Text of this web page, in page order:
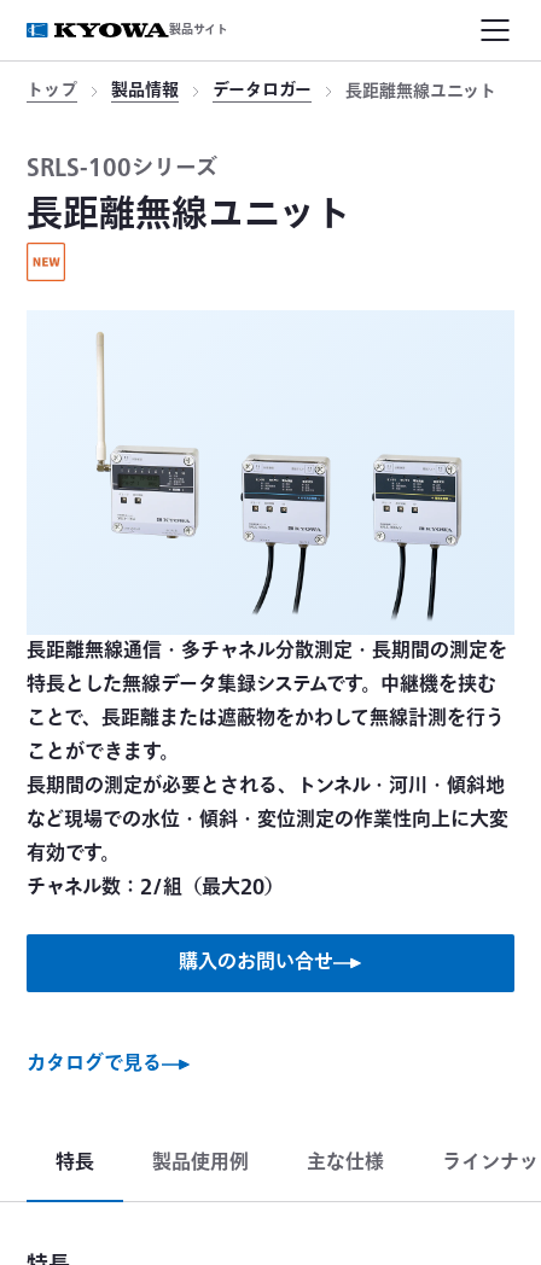
製品サイト
トップ 製品情報 データロガー 長距離無線ユニット
SRLS-100シリーズ
長距離無線ユニット
長距離無線通信・多チャネル分散測定・長期間の測定を
特長とした無線データ集録システムです。中継機を挟む
ことで、長距離または遮蔽物をかわして無線計測を行う
ことができます。
長期間の測定が必要とされる、トンネル・河川・傾斜地
など現場での水位・傾斜・変位測定の作業性向上に大変
有効です。
チャネル数：2/組（最大20）
購入のお問い合せ
カタログで見る
特長 製品使用例 主な仕様 ラインナ